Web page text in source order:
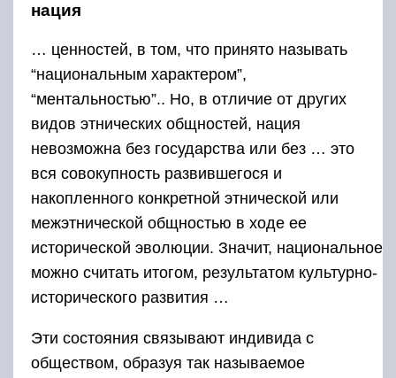
нация
… ценностей, в том, что принято называть
“национальным характером”,
“ментальностью”.. Но, в отличие от других
видов этнических общностей, нация
невозможна без государства или без … это
вся совокупность развившегося и
накопленного конкретной этнической или
межэтнической общностью в ходе ее
исторической эволюции. Значит, национальное
можно считать итогом, результатом культурно-
исторического развития …
Эти состояния связывают индивида с
обществом, образуя так называемое